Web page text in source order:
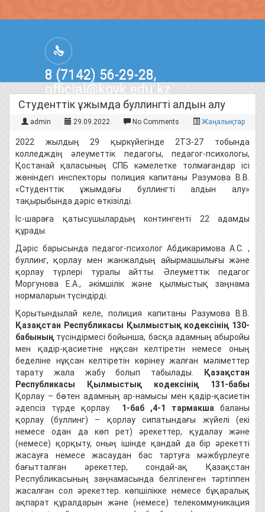
8 (7142) 56-29-28,
official@kpvk.edu.kz
г.Костанай, Проспект Кобыланды
Батыра, 3
Студенттік ұжымда буллингтi алдын алу
admin 29.09.2022 No Comments Жаңалықтар
2022 жылдың 29 қыркүйегінде 2ТЗ-27 тобында
колледждің әлеуметтік педагогы, педагог-психологы,
Қостанай қаласының СПБ кәмелетке толмағандар ісі
жөніндегі инспекторы полиция капитаны Разумова В.В.
«Студенттік ұжымдағы буллингтi алдын алу»
тақырыбында дәріс өткізілді.
Іс-шараға қатысушылардың контингенті 22 адамды
құрады.
Дәріс барысында педагог-психолог Абдикаримова А.С. ,
буллинг, қорлау мен жанжалдың айырмашылығы және
қорлау түрлері туралы айтты. Әлеуметтік педагог
Моргунова Е.А., әкімшілік және қылмыстық заңнама
нормаларын түсіндірді.
Қорытындылай келе, полиция капитаны Разумова В.В.
Қазақстан Республикасы Қылмыстық кодексінің 130-
бабының түсіндірмесі бойынша, басқа адамның абыройы
мен қадiр-қасиетiне нұқсан келтiретiн немесе оның
беделiне нұқсан келтiретiн көрiнеу жалған мәлiметтер
тарату жала жабу болып табылады.
Қазақстан
Республикасы Қылмыстық кодексінің 131-бабы
Қорлау – бөтен адамның ар-намысы мен қадір-қасиетін
әдепсіз түрде қорлау. 1-баб ,4-1 тармакша баланы
қорлау (буллинг) – қорлау сипатындағы жүйелі (екі
немесе одан да көп рет) әрекеттер, қудалау және
(немесе) қорқыту, оның ішінде қандай да бір әрекетті
жасауға немесе жасаудан бас тартуға мәжбүрлеуге
бағытталған әрекеттер, сондай-ақ Қазақстан
Республикасының заңнамасында белгіленген тәртіппен
жасалған сол әрекеттер. көпшілікке немесе бұқаралық
ақпарат құралдарын және (немесе) телекоммуникация